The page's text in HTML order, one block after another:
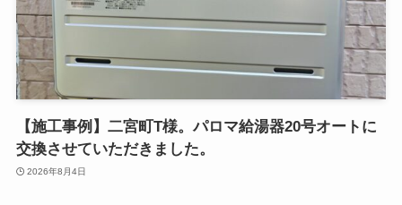
【施工事例】二宮町T様。パロマ給湯器20号オートに
交換させていただきました。
2026年8月4日